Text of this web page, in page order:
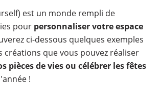
est un monde rempli de
pour personnaliser votre espace
ci-dessous quelques exemples
créations que vous pouvez réaliser
pièces de vies ou célébrer les fêtes
!